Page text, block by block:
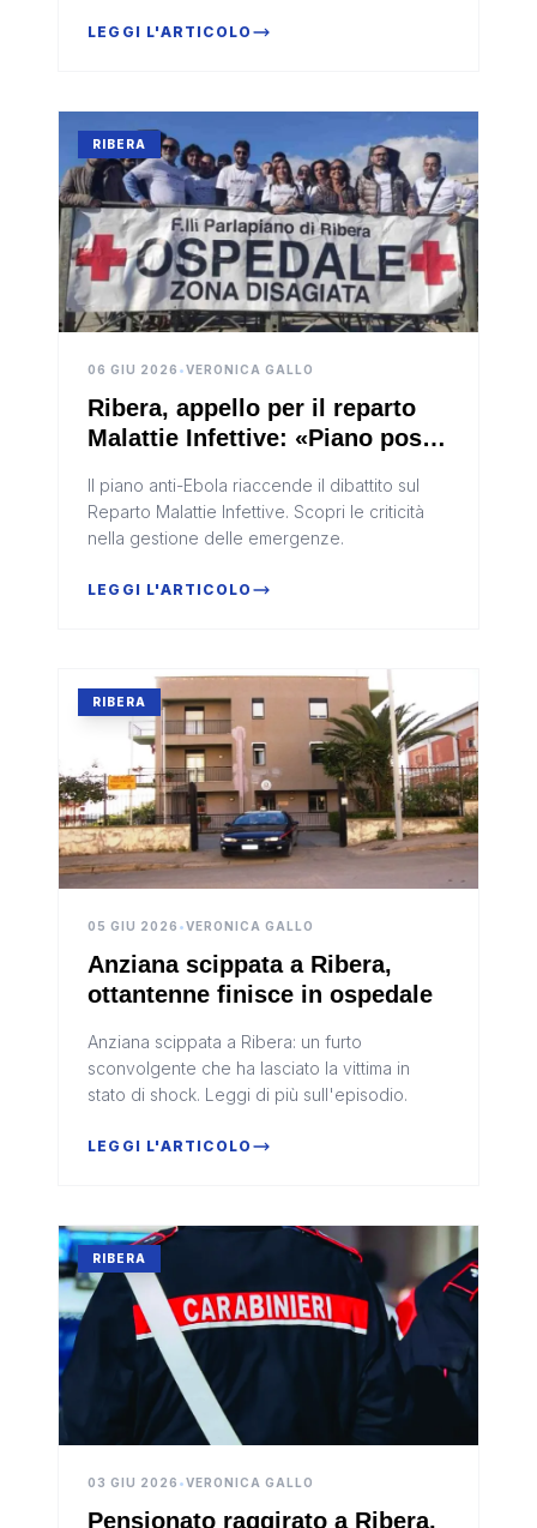
LEGGI L'ARTICOLO
RIBERA
06 GIU 2026 •VERONICA GALLO
Ribera, appello per il reparto
Malattie Infettive: «Piano post
Il piano anti-Ebola riaccende il dibattito sul
Reparto Malattie Infettive. Scopri le criticità
nella gestione delle emergenze.
LEGGI L'ARTICOLO
RIBERA
05 GIU 2026 •VERONICA GALLO
Anziana scippata a Ribera,
ottantenne finisce in ospedale
Anziana scippata a Ribera: un furto
sconvolgente che ha lasciato la vittima in
stato di shock. Leggi di più sull'episodio.
LEGGI L'ARTICOLO
RIBERA
03 GIU 2026 •VERONICA GALLO
Pensionato raggirato a Ribera,